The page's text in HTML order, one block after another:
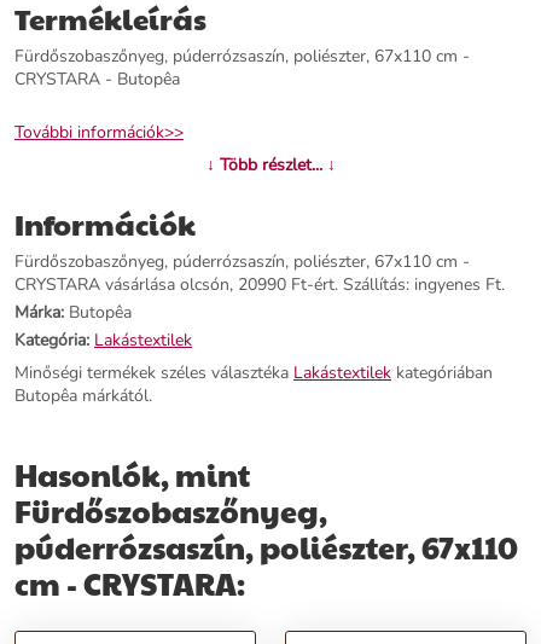
Termékleírás
Fürdőszobaszőnyeg, púderrózsaszín, poliészter, 67x110 cm -
CRYSTARA - Butopêa
További információk>>
↓ Több részlet... ↓
Információk
Fürdőszobaszőnyeg, púderrózsaszín, poliészter, 67x110 cm -
CRYSTARA vásárlása olcsón, 20990 Ft-ért. Szállítás: ingyenes Ft.
Márka: Butopêa
Kategória: Lakástextilek
Minőségi termékek széles választéka Lakástextilek kategóriában
Butopêa márkától.
Hasonlók, mint
Fürdőszobaszőnyeg,
púderrózsaszín, poliészter, 67x110
cm - CRYSTARA: